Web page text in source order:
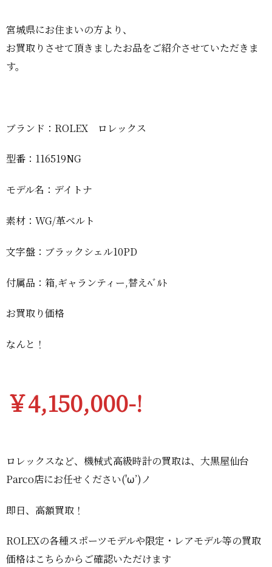
宮城県にお住まいの方より、
お買取りさせて頂きましたお品をご紹介させていただきま
す。
ブランド：ROLEX ロレックス
型番：116519NG
モデル名：デイトナ
素材：WG/革ベルト
文字盤：ブラックシェル10PD
付属品：箱,ギャランティー,替えﾍﾞﾙﾄ
お買取り価格
なんと！
￥4,150,000-!
ロレックスなど、機械式高級時計の買取は、大黒屋仙台
Parco店にお任せください('ω’)ノ
即日、高額買取！
ROLEXの各種スポーツモデルや限定・レアモデル等の買取
価格はこちらからご確認いただけます